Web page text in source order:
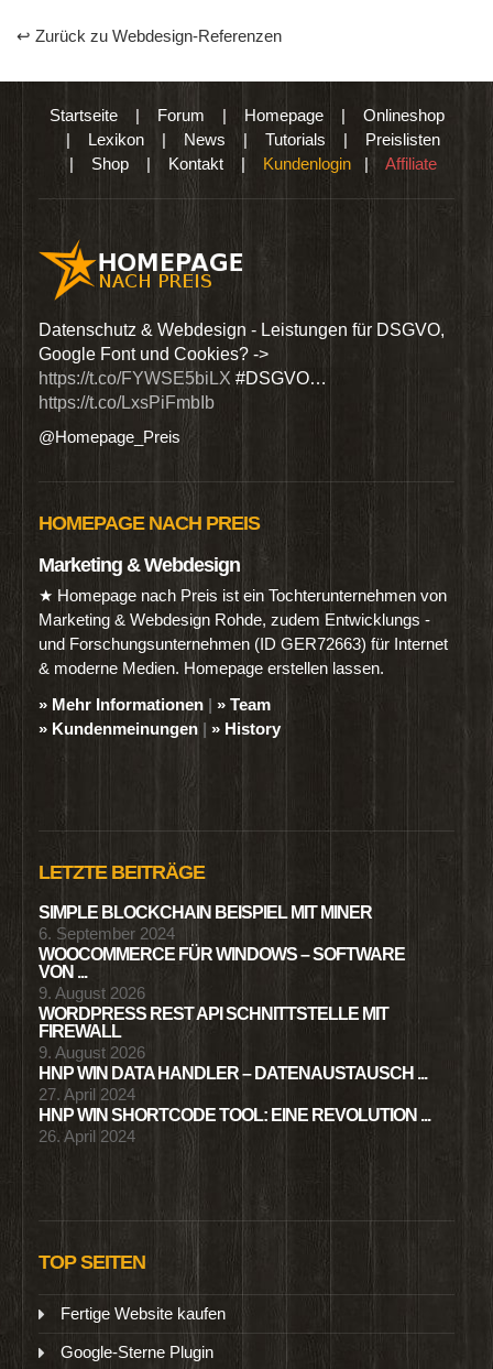
↩ Zurück zu Webdesign-Referenzen
Startseite| Forum | Homepage| Onlineshop
| Lexikon | News | Tutorials | Preislisten
| Shop | Kontakt | Kundenlogin | Affiliate
Datenschutz & Webdesign - Leistungen für DSGVO,
Google Font und Cookies? ->
https://t.co/FYWSE5biLX #DSGVO…
https://t.co/LxsPiFmbIb
@Homepage_Preis
HOMEPAGE NACH PREIS
Marketing & Webdesign
★ Homepage nach Preis ist ein Tochterunternehmen von
Marketing & Webdesign Rohde, zudem Entwicklungs -
und Forschungsunternehmen (ID GER72663) für Internet
& moderne Medien. Homepage erstellen lassen.
» Mehr Informationen | » Team
» Kundenmeinungen | » History
LETZTE BEITRÄGE
SIMPLE BLOCKCHAIN BEISPIEL MIT MINER
6. September 2024
WOOCOMMERCE FÜR WINDOWS – SOFTWARE
VON ...
9. August 2026
WORDPRESS REST API SCHNITTSTELLE MIT
FIREWALL
9. August 2026
HNP WIN DATA HANDLER – DATENAUSTAUSCH ...
27. April 2024
HNP WIN SHORTCODE TOOL: EINE REVOLUTION ...
26. April 2024
TOP SEITEN
Fertige Website kaufen
Google-Sterne Plugin